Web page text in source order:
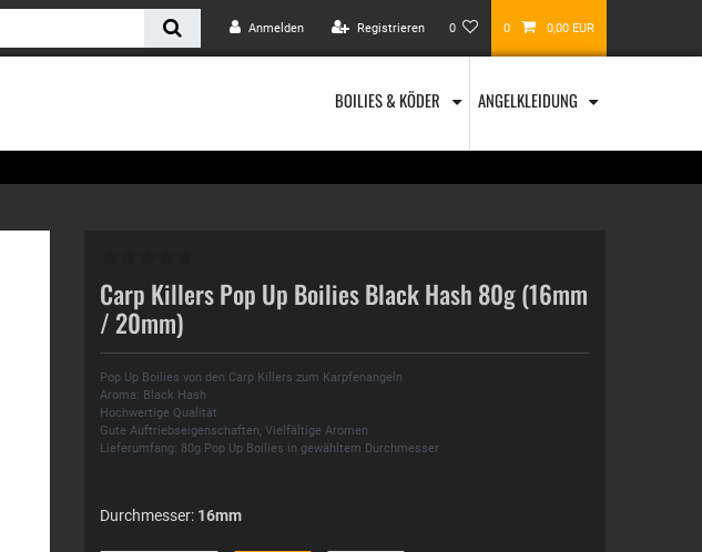
Anmelden Registrieren 0 0 0,00 EUR
BOILIES & KÖDER ANGELKLEIDUNG
Carp Killers Pop Up Boilies Black Hash 80g (16mm
/ 20mm)
Pop Up Boilies von den Carp Killers zum Karpfenangeln
Aroma: Black Hash
Hochwertige Qualität
Gute Auftriebseigenschaften, Vielfältige Aromen
Lieferumfang: 80g Pop Up Boilies in gewähltem Durchmesser
Durchmesser: 16mm